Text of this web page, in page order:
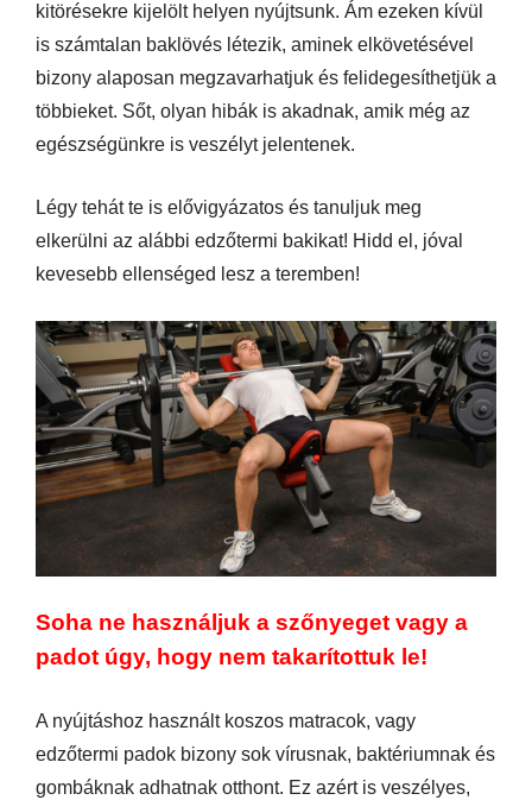
kitörésekre kijelölt helyen nyújtsunk. Ám ezeken kívül
is számtalan baklövés létezik, aminek elkövetésével
bizony alaposan megzavarhatjuk és felidegesíthetjük a
többieket. Sőt, olyan hibák is akadnak, amik még az
egészségünkre is veszélyt jelentenek.
Légy tehát te is elővigyázatos és tanuljuk meg
elkerülni az alábbi edzőtermi bakikat! Hidd el, jóval
kevesebb ellenséged lesz a teremben!
Soha ne használjuk a szőnyeget vagy a
padot úgy, hogy nem takarítottuk le!
A nyújtáshoz használt koszos matracok, vagy
edzőtermi padok bizony sok vírusnak, baktériumnak és
gombáknak adhatnak otthont. Ez azért is veszélyes,